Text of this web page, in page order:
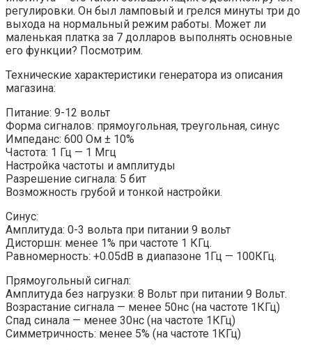
регулировки. Он был ламповый и грелся минуты три до
выхода на нормальный режим работы. Может ли
маленькая платка за 7 долларов выполнять основные
его функции? Посмотрим.
Технические характеристики генератора из описания
магазина:
Питание: 9-12 вольт
Форма сигналов: прямоугольная, треугольная, синус
Импеданс: 600 Ом ± 10%
Частота: 1 Гц — 1 Мгц
Настройка частоты и амплитуды
Разрешение сигнала: 5 бит
Возможность грубой и тонкой настройки.
Синус:
Амплитуда: 0-3 вольта при питании 9 вольт
Дисторшн: менее 1% при частоте 1 КГц.
Равномерность: +0.05dB в диапазоне 1Гц — 100КГц.
Прямоугольный сигнал:
Амплитуда без нагрузки: 8 Вольт при питании 9 Вольт.
Возрастание сигнала — менее 50нс (на частоте 1КГц)
Спад синала — менее 30нс (на частоте 1КГц)
Симметричность: менее 5% (на частоте 1КГц)